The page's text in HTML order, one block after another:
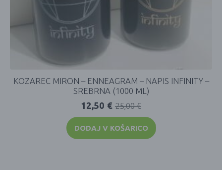
KOZAREC MIRON – ENNEAGRAM – NAPIS INFINITY –
SREBRNA (1000 ML)
25,00€
12,50 €
DODAJ V KOŠARICO